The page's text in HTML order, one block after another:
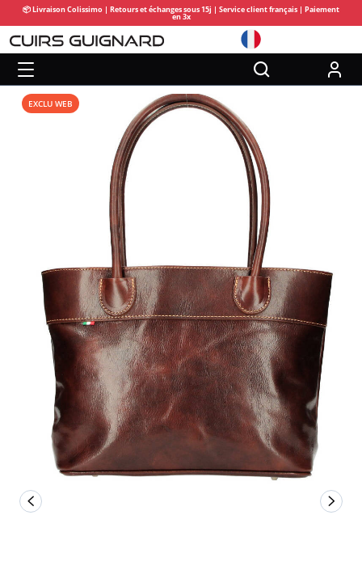
📦 Livraison Colissimo | Retours et échanges sous 15j | Service client français | Paiement
en 3x
EXCLU WEB